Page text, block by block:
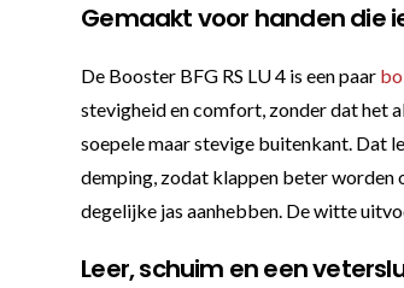
Gemaakt voor handen die
De Booster BFG RS LU 4 is een paar
stevigheid en comfort, zonder dat het
soepele maar stevige buitenkant. Dat
demping, zodat klappen beter worden
degelijke jas aanhebben. De witte
Leer, schuim en een